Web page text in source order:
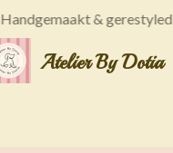
Atelier By Dotia
Handgemaakt & gerestyled